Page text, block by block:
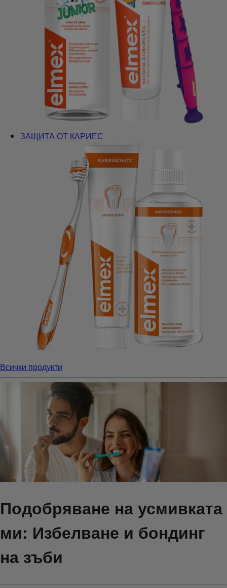
ЗАЩИТА ОТ КАРИЕС
Всички продукти
Подобряване на усмивката
ми: Избелване и бондинг
на зъби